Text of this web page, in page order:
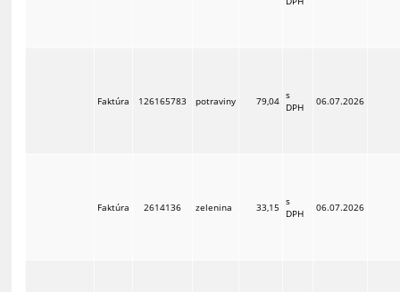
Faktúra 126165783 potraviny 79,04 s
DPH
06.07.2026
Faktúra 2614136 zelenina 33,15 s
DPH
06.07.2026